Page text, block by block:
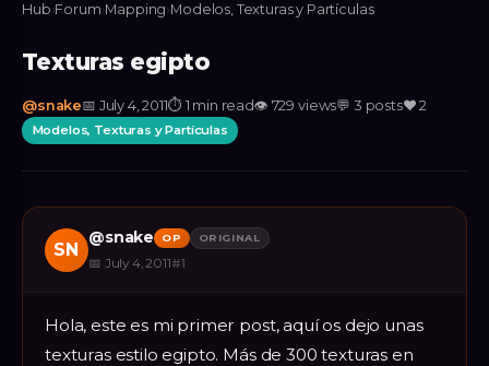
Hub›Forum›Mapping›Modelos, Texturas y Partículas
Texturas egipto
@snake📅 July 4, 2011⏱ 1 min read👁 729 views💬 3 posts❤️2
Modelos, Texturas y Partículas
SN
@snake OP ORIGINAL
📅 July 4, 2011#1
Hola, este es mi primer post, aquí os dejo unas
texturas estilo egipto. Más de 300 texturas en